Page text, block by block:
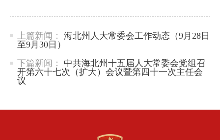
上篇新闻：
海北州人大常委会工作动态（9月28日
至9月30日）
下篇新闻：
中共海北州十五届人大常委会党组召
开第六十七次（扩大）会议暨第四十一次主任会
议